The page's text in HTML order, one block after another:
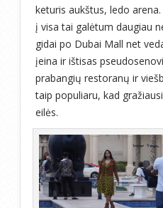
keturis aukštus, ledo
į visa tai galėtum daugiau
gidai po Dubai Mall net
įeina ir ištisas
prabangių restoranų ir
taip populiaru, kad
eilės.